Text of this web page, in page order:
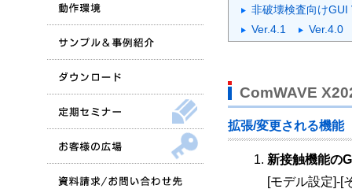
非破壊検査向けGUI
Ver.4.1
Ver.4.0
ComWAVE
拡張/変更される機能
新接触機能の
[モデル設定]-[